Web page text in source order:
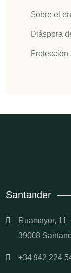
Sobre el
Diáspora
Protección
Santander
Ruamayor, 11
39008
+34 942 224